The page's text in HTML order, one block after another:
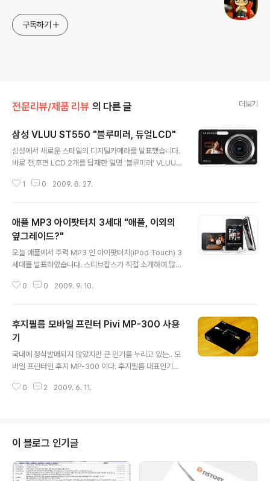
구독하기
전문리뷰/제품 리뷰 의 다른 글 더보기
삼성 VLUU ST550 "블루미러, 듀얼LCD"
삼성에서 새로운 스타일의 디지털카메라를 발표했습니다.
바로 전,후면 LCD 2개를 탑재한 일명 '블루미러' VLUU S
채용하여 셀카 촬영시에도 LCD 를 보며 촬영할 수 있다는
스펙은 아래와 같습니다. 이미지 센서 : 1220만 화소 CC
D (1/2.33 인치) 줌 : 광학 4.6 배, 디지털 5배 밝기 : F3.5
- F5.9 거리 : 27mm - 124.2mm 접사 : 5cm (수퍼접사
시 3cm) 셔터스피드 : 1/2000 ~ 8초, 불꽃놀이시 2초 IS
O : 80 ~ 3200 측광 : 다분할, 중앙 LCD : 듀얼, 전면 -
1..
1 0 2009. 8. 27.
애플 MP3 아이팟터치 3세대 "애플, 이외의
옆그레이드?"
오늘 애플에서 주력 MP3 인 아이팟터치(iPod Touch) 3
세대를 발표하였습니다. 스티브잡스가 직접 소개하여 많은
무하였으나.. 폭발적인 관심에 비해(네이버 검색어 등극;;)
32G, 64G 중 선택 LCD : 480 x 320 (HQVGA) 3.5
인치 LCD, 멀티터치 크기 : 62 x 110 x 8.5 mm 무게 : 1
15g 통신 : Wi-Fi, 블루투스 2.1EDR 기능 : NIKE+ - 나이
키 신발과의 통신으로 운동지원 S/W 내장 가격 : 8G - 19
9$, 32G - 299$, 64G - 399$ 아이팟터치 2..
0 0 2009. 9. 10.
후지필름 모바일 프린터 Pivi MP-300 사용
기
국내에 정식발매되지 않았지만 큰 인기를 누리고 있는.. 모
바일 프린터인 후지 MP-300 이다. 후지필름 대표인기카
일이라고 한다 근데 더 귀여운 크기) 디카에서 컴퓨터를 거
있는 이미지를 출력하려면 적외선 연결이 필요하다. 위 제
품은 USB-적외선 포트로 '쿠쿠몰'에서 구입할 수 있다.
(본래 밥솥악세사리 제품이다..^^;) Pivi용 필름이다. 인스
탁스제품과도 크기는 같지만 다른 필름을 사용하니 주의해
0 2 2009. 6. 11.
이 블로그 인기글